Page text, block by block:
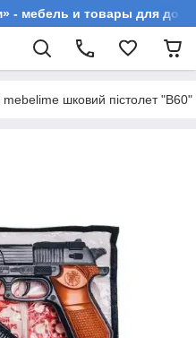
- мебель и товары для
mebelime шковий пістолет